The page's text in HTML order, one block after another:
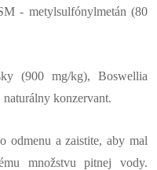
- metylsulfónylmetán (80
(900 mg/kg), Boswellia
konzervant.
odmenu a zaistite, aby mal
množstvu pitnej vody.